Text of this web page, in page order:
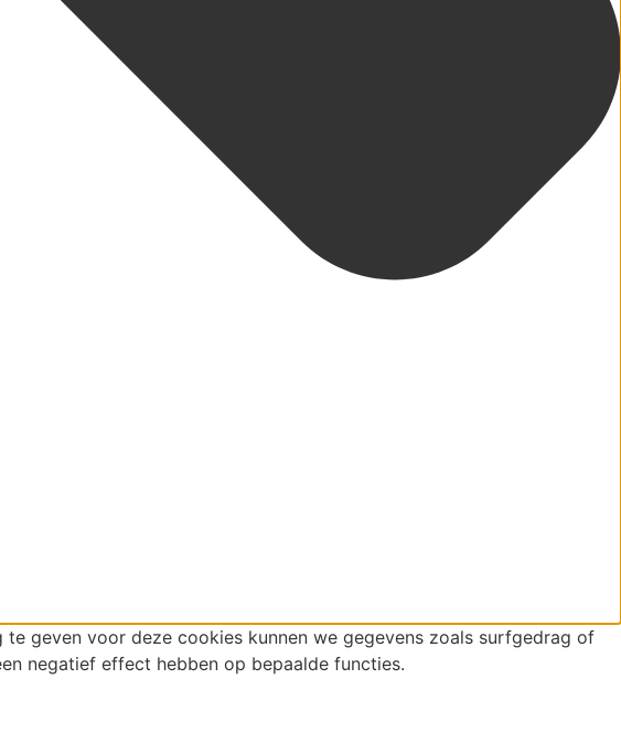
geven voor deze cookies kunnen we gegevens zoals surfgedrag of
negatief effect hebben op bepaalde functies.